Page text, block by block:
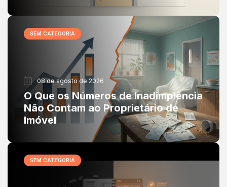
SEM CATEGORIA
08 de agosto de 2026
O Que os Números de Inadimplência
Não Contam ao Proprietário de
Imóvel
SEM CATEGORIA